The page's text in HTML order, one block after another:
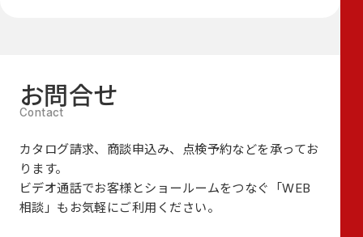
お問合せ
カタログ請求、商談申込み、点検予約などを承ってお
ります。
ビデオ通話でお客様とショールームをつなぐ
「WEB
相談」も お気軽にご利用ください。